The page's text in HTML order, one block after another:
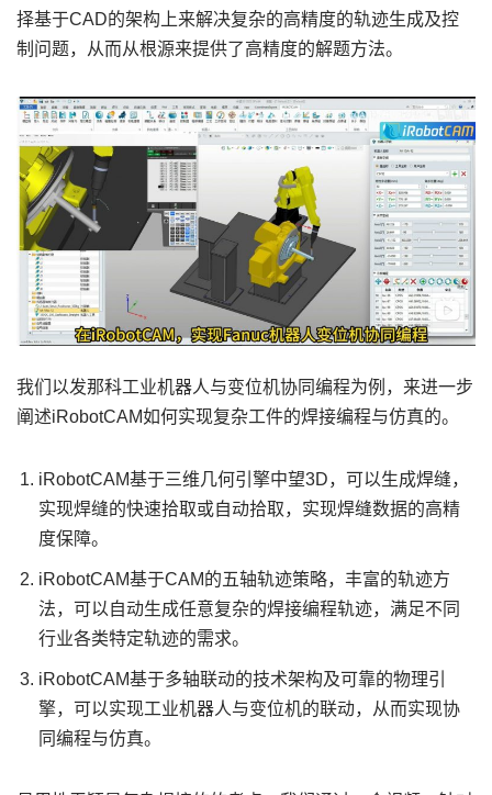
择基于CAD的架构上来解决复杂的高精度的轨迹生成及控
制问题，从而从根源来提供了高精度的解题方法。
我们以发那科工业机器人与变位机协同编程为例，来进一步
阐述iRobotCAM如何实现复杂工件的焊接编程与仿真的。
iRobotCAM基于三维几何引擎中望3D，可以生成焊缝，
实现焊缝的快速拾取或自动拾取，实现焊缝数据的高精
度保障。
iRobotCAM基于CAM的五轴轨迹策略，丰富的轨迹方
法，可以自动生成任意复杂的焊接编程轨迹，满足不同
行业各类特定轨迹的需求。
iRobotCAM基于多轴联动的技术架构及可靠的物理引
擎，可以实现工业机器人与变位机的联动，从而实现协
同编程与仿真。